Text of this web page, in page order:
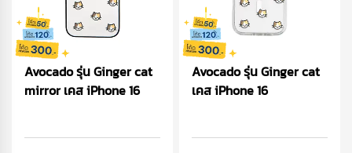
Avocado รุ่น Ginger cat
mirror เคส iPhone 16
Avocado รุ่น Ginger cat
เคส iPhone 16